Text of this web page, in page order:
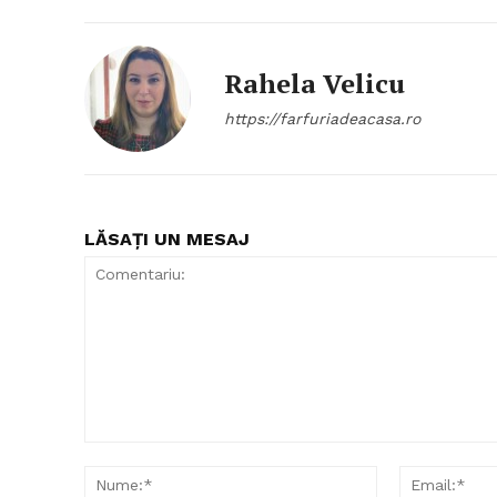
Rahela Velicu
https://farfuriadeacasa.ro
LĂSAȚI UN MESAJ
Nume:*